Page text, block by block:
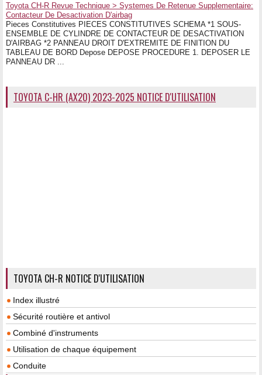
Toyota CH-R Revue Technique > Systemes De Retenue Supplementaire:
Contacteur De Desactivation D'airbag
Pieces Constitutives PIECES CONSTITUTIVES SCHEMA *1 SOUS-
ENSEMBLE DE CYLINDRE DE CONTACTEUR DE DESACTIVATION
D'AIRBAG *2 PANNEAU DROIT D'EXTREMITE DE FINITION DU
TABLEAU DE BORD Depose DEPOSE PROCEDURE 1. DEPOSER LE
PANNEAU DR ...
TOYOTA C-HR (AX20) 2023-2025 NOTICE D'UTILISATION
TOYOTA CH-R NOTICE D'UTILISATION
Index illustré
Sécurité routière et antivol
Combiné d'instruments
Utilisation de chaque équipement
Conduite